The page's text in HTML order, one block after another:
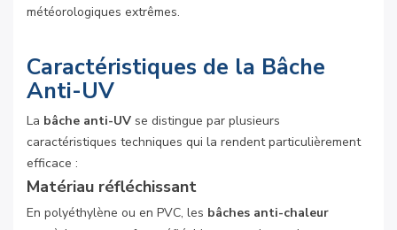
météorologiques extrêmes.
Caractéristiques de la Bâche
Anti-UV
La bâche anti-UV se distingue par plusieurs
caractéristiques techniques qui la rendent particulièrement
efficace :
Matériau réfléchissant
En polyéthylène ou en PVC, les bâches anti-chaleur